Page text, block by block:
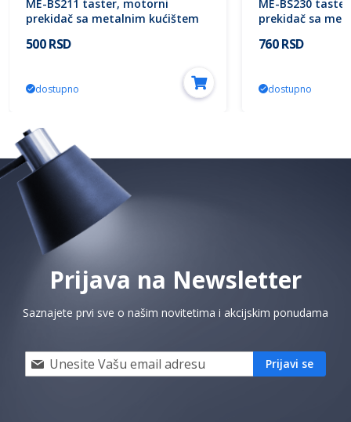
ME-BS211 taster, motorni
prekidač sa metalnim kućištem
500 RSD
dostupno
ME-BS230
prekidač sa
760 RSD
dostupno
Prijava na Newsletter
Saznajete prvi sve o našim novitetima i akcijskim ponudama
Prijavi
se
Prijavi se